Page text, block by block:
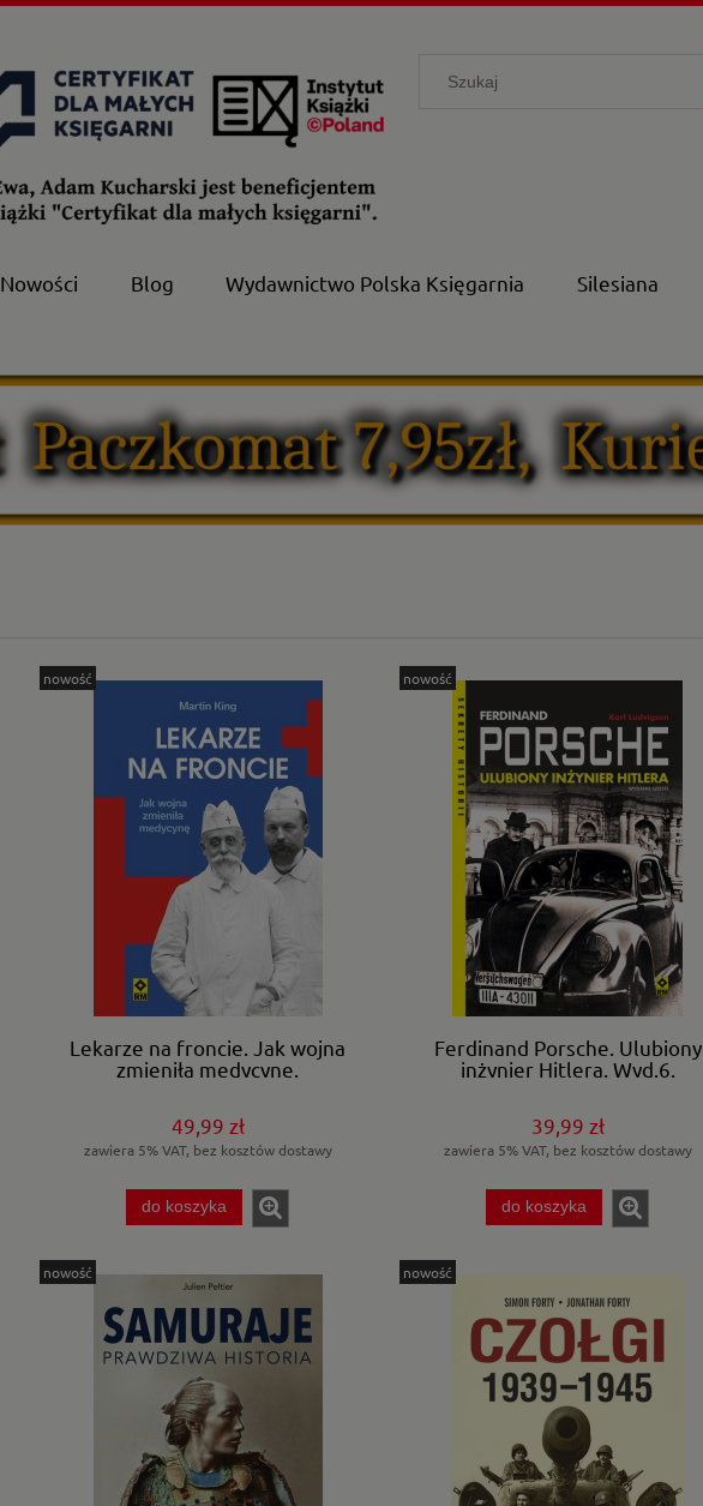
Nowości Blog Wydawnictwo Polska Księgarnia Silesiana
Lekarze na froncie. Jak wojna
zmieniła medycynę.
49,99 zł
zawiera 5% VAT, bez kosztów dostawy
do koszyka
nowość
Ferdinand Porsche. Ulubiony
inżynier Hitlera. Wyd.6.
39,99 zł
zawiera 5% VAT, bez kosztów dostawy
do koszyka
nowość
nowość nowość